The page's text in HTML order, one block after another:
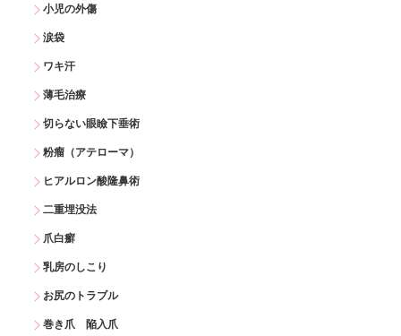
小児の外傷
涙袋
ワキ汗
薄毛治療
切らない眼瞼下垂術
粉瘤（アテローマ）
ヒアルロン酸隆鼻術
二重埋没法
爪白癬
乳房のしこり
お尻のトラブル
巻き爪 陥入爪